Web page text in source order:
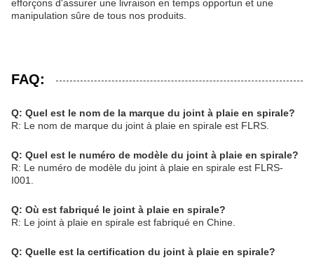
efforçons d'assurer une livraison en temps opportun et une
manipulation sûre de tous nos produits.
FAQ:
Q: Quel est le nom de la marque du joint à plaie en spirale?
R: Le nom de marque du joint à plaie en spirale est FLRS.
Q: Quel est le numéro de modèle du joint à plaie en spirale?
R: Le numéro de modèle du joint à plaie en spirale est FLRS-
I001.
Q: Où est fabriqué le joint à plaie en spirale?
R: Le joint à plaie en spirale est fabriqué en Chine.
Q: Quelle est la certification du joint à plaie en spirale?